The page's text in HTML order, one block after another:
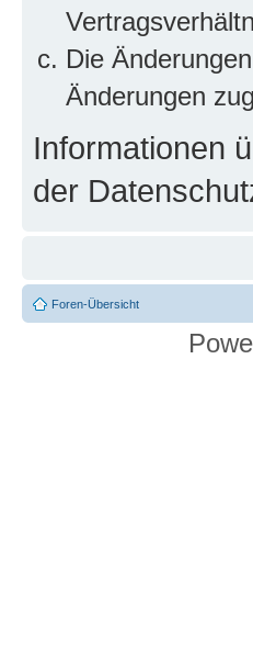
Die
Änderungen
Informationen
der
Foren-Übersicht